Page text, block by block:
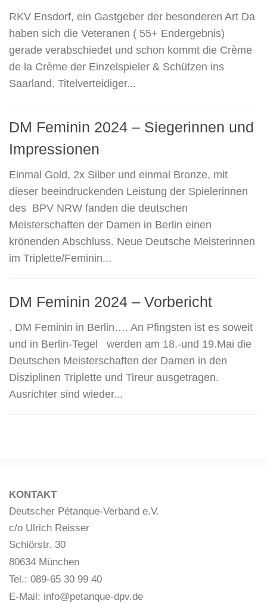
RKV Ensdorf, ein Gastgeber der besonderen Art Da
haben sich die Veteranen ( 55+ Endergebnis)
gerade verabschiedet und schon kommt die Crème
de la Crème der Einzelspieler & Schützen ins
Saarland. Titelverteidiger...
DM Feminin 2024 – Siegerinnen und
Impressionen
Einmal Gold, 2x Silber und einmal Bronze, mit
dieser beeindruckenden Leistung der Spielerinnen
des BPV NRW fanden die deutschen
Meisterschaften der Damen in Berlin einen
krönenden Abschluss. Neue Deutsche Meisterinnen
im Triplette/Feminin...
DM Feminin 2024 – Vorbericht
. DM Feminin in Berlin…. An Pfingsten ist es soweit
und in Berlin-Tegel werden am 18.-und 19.Mai die
Deutschen Meisterschaften der Damen in den
Disziplinen Triplette und Tireur ausgetragen.
Ausrichter sind wieder...
KONTAKT
Deutscher Pétanque-Verband e.V.
c/o Ulrich Reisser
Schlörstr. 30
80634 München
Tel.: 089-65 30 99 40
E-Mail: info@petanque-dpv.de